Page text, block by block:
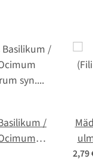
/
syn.
2,79